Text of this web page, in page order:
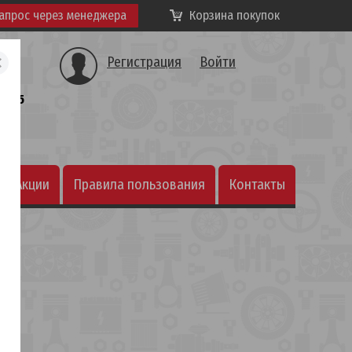
через менеджера Корзина покупок
Регистрация Войти
Акции Правила пользования Контакты
25